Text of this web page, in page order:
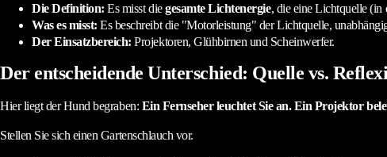
Die Definition: Es misst diegesamte Lichtenergie, die eine Lichtquelle (in
Was es misst: Es beschreibt die "Motorleistung" der Lichtquelle,
Der Einsatzbereich: Projektoren, Glühbirnen und Scheinwerfer.
Der entscheidende Unterschied: Quelle vs.
Hier liegt der Hund begraben: Ein Fernseher leuchtet Sie an. Ein Projektor
Stellen Sie sich einen Gartenschlauch vor.